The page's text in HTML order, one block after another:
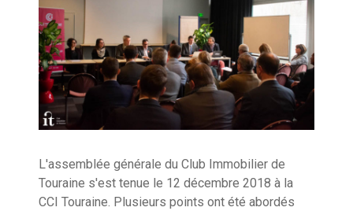
L'assemblée générale du Club Immobilier de
Touraine s'est tenue le 12 décembre 2018 à la
CCI Touraine. Plusieurs points ont été abordés